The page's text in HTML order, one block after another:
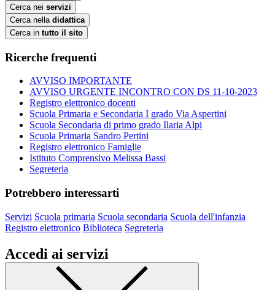
Cerca nei servizi
Cerca nella didattica
Cerca in tutto il sito
Ricerche frequenti
AVVISO IMPORTANTE
AVVISO URGENTE INCONTRO CON DS 11-10-2023
Registro elettronico docenti
Scuola Primaria e Secondaria I grado Via Aspertini
Scuola Secondaria di primo grado Ilaria Alpi
Scuola Primaria Sandro Pertini
Registro elettronico Famiglie
Istituto Comprensivo Melissa Bassi
Segreteria
Potrebbero interessarti
Servizi Scuola primaria Scuola secondaria Scuola dell'infanzia
Registro elettronico Biblioteca Segreteria
Accedi ai servizi